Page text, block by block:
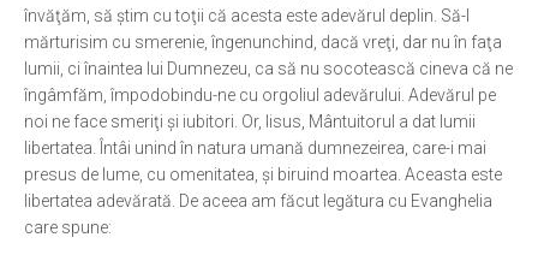
învăţăm, să ştim cu toţii că acesta este adevărul deplin. Să-l
mărturisim cu smerenie, îngenunchind, dacă vreţi, dar nu în faţa
lumii, ci înaintea lui Dumnezeu, ca să nu socotească cineva că ne
îngâmfăm, împodobindu-ne cu orgoliul adevărului. Adevărul pe
noi ne face smeriţi şi iubitori. Or, Iisus, Mântuitorul a dat lumii
libertatea. Întâi unind în natura umană dumnezeirea, care-i mai
presus de lume, cu omenitatea, şi biruind moartea. Aceasta este
libertatea adevărată. De aceea am făcut legătura cu Evanghelia
care spune: